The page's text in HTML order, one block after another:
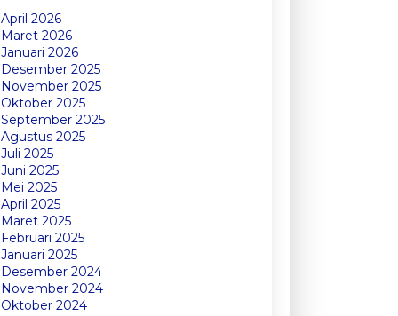
April 2026
Maret 2026
Januari 2026
Desember 2025
November 2025
Oktober 2025
September 2025
Agustus 2025
Juli 2025
Juni 2025
Mei 2025
April 2025
Maret 2025
Februari 2025
Januari 2025
Desember 2024
November 2024
Oktober 2024